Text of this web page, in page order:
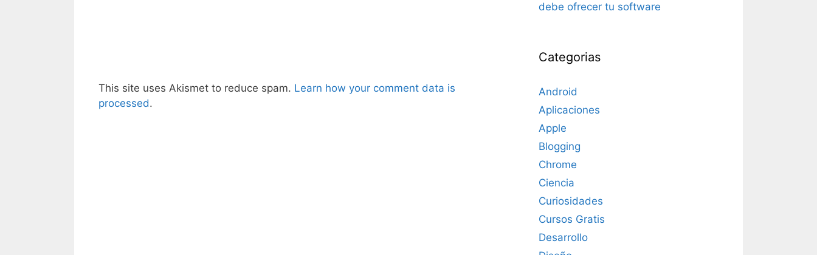
This site uses Akismet to reduce spam. Learn how your comment data is
processed.
debe ofrecer tu software
Categorias
Android
Aplicaciones
Apple
Blogging
Chrome
Ciencia
Curiosidades
Cursos Gratis
Desarrollo